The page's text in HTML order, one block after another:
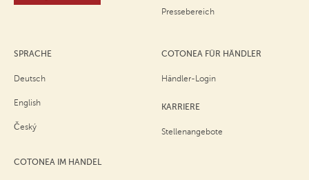
Pressebereich
SPRACHE
Deutsch
English
Český
COTONEA IM HANDEL
COTONEA FÜR HÄNDLER
Händler-Login
KARRIERE
Stellenangebote